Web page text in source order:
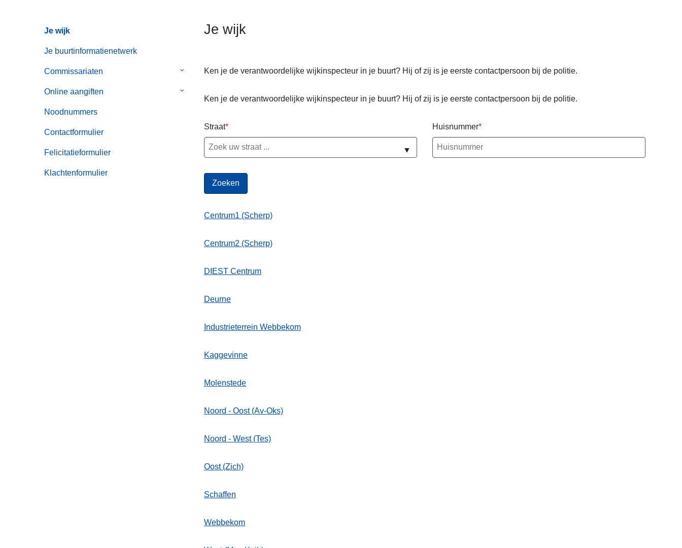
Je wijk
Je buurtinformatienetwerk
Commissariaten
Submenu
Commissariaten
Online aangiften
Submenu
aangiften
Noodnummers
Contactformulier
Felicitatieformulier
Klachtenformulier
Je wijk
Ken je de verantwoordelijke wijkinspecteur in je buurt? Hij of zij is je eerste contactpersoon bij de politie.
Ken je de verantwoordelijke wijkinspecteur in je buurt? Hij of zij is je eerste contactpersoon bij de politie.
Straat
▼
Huisnummer
Centrum1 (Scherp)
Centrum2 (Scherp)
DIEST Centrum
Deurne
Industrieterrein Webbekom
Kaggevinne
Molenstede
Noord - Oost (Av-Oks)
Noord - West (Tes)
Oost (Zich)
Schaffen
Webbekom